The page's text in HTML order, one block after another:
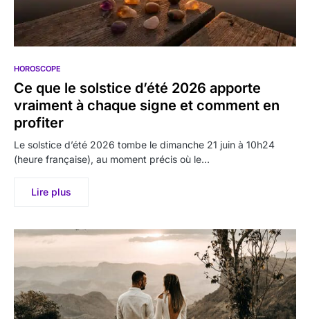
HOROSCOPE
Ce que le solstice d’été 2026 apporte
vraiment à chaque signe et comment en
profiter
Le solstice d’été 2026 tombe le dimanche 21 juin à 10h24
(heure française), au moment précis où le…
Lire plus